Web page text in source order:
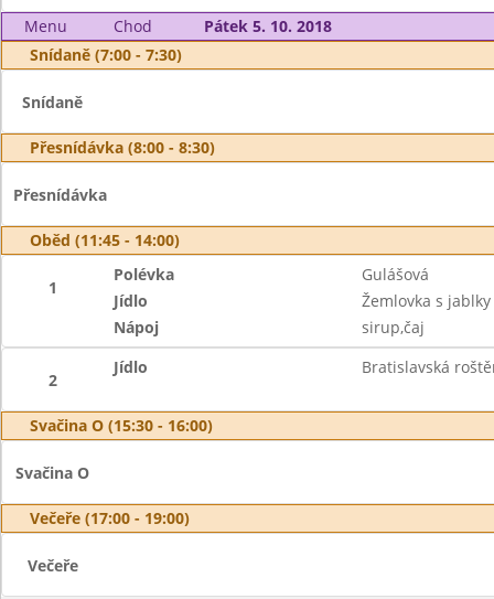
Menu Chod
Pátek 5. 10. 2018
Snídaně (7:00 - 7:30)
Snídaně
Přesnídávka (8:00 - 8:30)
Přesnídávka
Oběd (11:45 - 14:00)
1
Polévka
Gulášová
Jídlo
Žemlovka s
Nápoj
sirup,čaj
2
Jídlo Bratislavská
Svačina O (15:30 - 16:00)
Svačina O
Večeře (17:00 - 19:00)
Večeře